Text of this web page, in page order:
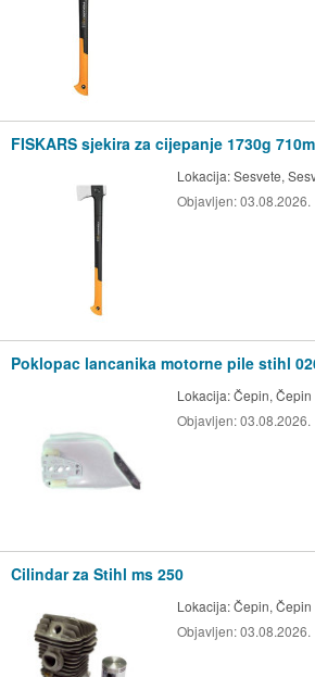
FISKARS sjekira za cijepanje 1730g
Lokacija:Sesvete,
Objavljen:03.08.2026.
Poklopac lancanika motorne pile stihl
Lokacija:Čepin, Čepin
Objavljen:03.08.2026.
Cilindar za Stihl ms 250
Lokacija:Čepin, Čepin
Objavljen:03.08.2026.